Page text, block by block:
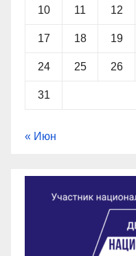
10 11 12
17 18 19
24 25 26
31
« Июн